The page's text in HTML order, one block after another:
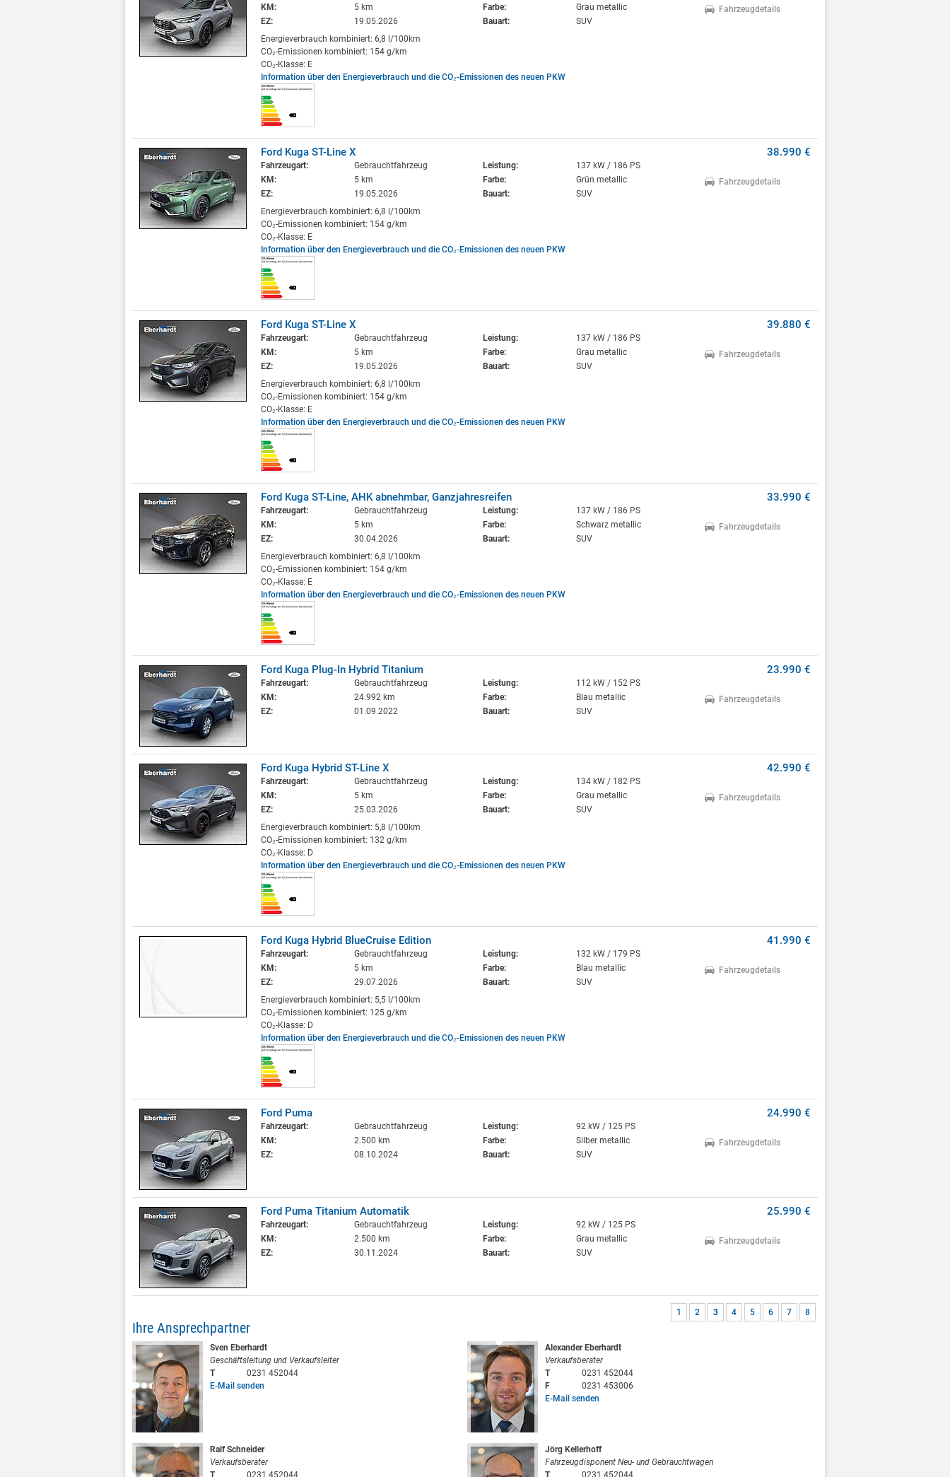
KM:
5 km
EZ:
19.05.2026
Farbe:
Grau metallic
Bauart:
SUV
Energieverbrauch kombiniert: 6,8 l/100km
CO₂-Emissionen kombiniert: 154 g/km
CO₂-Klasse: E
Information über den Energieverbrauch und die CO₂-Emissionen des neuen PKW
Fahrzeugdetails
Ford Kuga ST-Line X
Fahrzeugart:
Gebrauchtfahrzeug
KM:
5 km
EZ:
19.05.2026
Leistung:
137 kW / 186 PS
Farbe:
Grün metallic
Bauart:
SUV
Energieverbrauch kombiniert: 6,8 l/100km
CO₂-Emissionen kombiniert: 154 g/km
CO₂-Klasse: E
Information über den Energieverbrauch und die CO₂-Emissionen des neuen PKW
38.990 €
Fahrzeugdetails
Ford Kuga ST-Line X
Fahrzeugart:
Gebrauchtfahrzeug
KM:
5 km
EZ:
19.05.2026
Leistung:
137 kW / 186 PS
Farbe:
Grau metallic
Bauart:
SUV
Energieverbrauch kombiniert: 6,8 l/100km
CO₂-Emissionen kombiniert: 154 g/km
CO₂-Klasse: E
Information über den Energieverbrauch und die CO₂-Emissionen des neuen PKW
39.880 €
Fahrzeugdetails
Ford Kuga ST-Line, AHK abnehmbar, Ganzjahresreifen
Fahrzeugart:
Gebrauchtfahrzeug
KM:
5 km
EZ:
30.04.2026
Leistung:
137 kW / 186 PS
Farbe:
Schwarz metallic
Bauart:
SUV
Energieverbrauch kombiniert: 6,8 l/100km
CO₂-Emissionen kombiniert: 154 g/km
CO₂-Klasse: E
Information über den Energieverbrauch und die CO₂-Emissionen des neuen PKW
33.990 €
Fahrzeugdetails
Ford Kuga Plug-In Hybrid Titanium
Fahrzeugart:
Gebrauchtfahrzeug
KM:
24.992 km
EZ:
01.09.2022
Leistung:
112 kW / 152 PS
Farbe:
Blau metallic
Bauart:
SUV
23.990 €
Fahrzeugdetails
Ford Kuga Hybrid ST-Line X
Fahrzeugart:
Gebrauchtfahrzeug
KM:
5 km
EZ:
25.03.2026
Leistung:
134 kW / 182 PS
Farbe:
Grau metallic
Bauart:
SUV
Energieverbrauch kombiniert: 5,8 l/100km
CO₂-Emissionen kombiniert: 132 g/km
CO₂-Klasse: D
Information über den Energieverbrauch und die CO₂-Emissionen des neuen PKW
42.990 €
Fahrzeugdetails
Ford Kuga Hybrid BlueCruise Edition
Fahrzeugart:
Gebrauchtfahrzeug
KM:
5 km
EZ:
29.07.2026
Leistung:
132 kW / 179 PS
Farbe:
Blau metallic
Bauart:
SUV
Energieverbrauch kombiniert: 5,5 l/100km
CO₂-Emissionen kombiniert: 125 g/km
CO₂-Klasse: D
Information über den Energieverbrauch und die CO₂-Emissionen des neuen PKW
41.990 €
Fahrzeugdetails
Ford Puma
Fahrzeugart:
Gebrauchtfahrzeug
KM:
2.500 km
EZ:
08.10.2024
Leistung:
92 kW / 125 PS
Farbe:
Silber metallic
Bauart:
SUV
24.990 €
Fahrzeugdetails
Ford Puma Titanium Automatik
Fahrzeugart:
Gebrauchtfahrzeug
KM:
2.500 km
EZ:
30.11.2024
Leistung:
92 kW / 125 PS
Farbe:
Grau metallic
Bauart:
SUV
25.990 €
Fahrzeugdetails
1 2 3 4 5 6 7 8
Ihre Ansprechpartner
Sven Eberhardt
Geschäftsleitung und Verkaufsleiter
T
0231 452044
E-Mail senden
Alexander Eberhardt
Verkaufsberater
T
0231 452044
F
0231 453006
E-Mail senden
Ralf Schneider
Verkaufsberater
T
0231 452044
Jörg Kellerhoff
Fahrzeugdisponent Neu- und Gebrauchtwagen
T
0231 452044